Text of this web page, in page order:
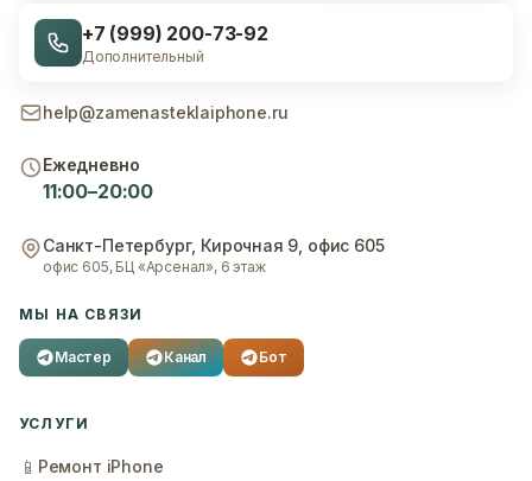
+7 (999) 200-73-92
Дополнительный
help@zamenasteklaiphone.ru
Ежедневно
11:00–20:00
Санкт-Петербург, Кирочная 9, офис 605
офис 605, БЦ «Арсенал», 6 этаж
МЫ НА СВЯЗИ
Мастер Канал Бот
УСЛУГИ
📱 Ремонт iPhone